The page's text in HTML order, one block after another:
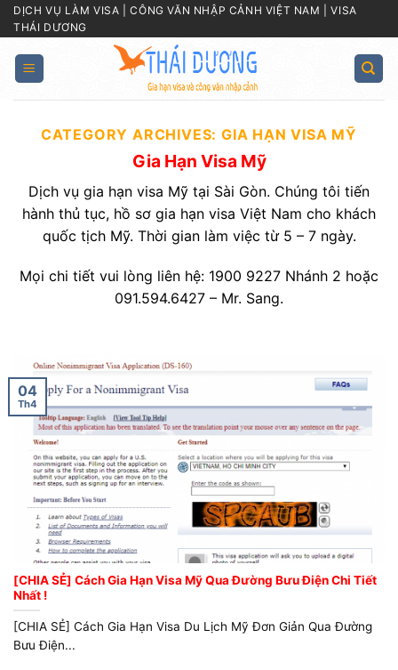
Skip
to
content
DỊCH VỤ LÀM VISA | CÔNG VĂN NHẬP CẢNH VIỆT NAM | VISA
THÁI DƯƠNG
CATEGORY ARCHIVES:GIA HẠN VISA MỸ
Gia Hạn Visa Mỹ
Dịch vụ gia hạn visa Mỹ tại Sài Gòn. Chúng tôi tiến
hành thủ tục, hồ sơ gia hạn visa Việt Nam cho khách
quốc tịch Mỹ. Thời gian làm việc từ 5 – 7 ngày.
Mọi chi tiết vui lòng liên hệ: 1900 9227 Nhánh 2 hoặc
091.594.6427 – Mr. Sang.
[CHIA SẺ] Cách Gia Hạn Visa Mỹ Qua Đường Bưu Điện Chi Tiết
Nhất !
[CHIA SẺ] Cách Gia Hạn Visa Du Lịch Mỹ Đơn Giản Qua Đường
Bưu Điện...
04
Th4